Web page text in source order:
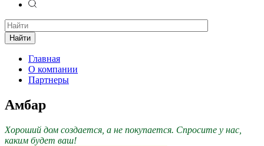
Найти
Главная
О компании
Партнеры
Амбар
Хороший дом создается, а не покупается. Спросите у нас,
каким будет ваш!